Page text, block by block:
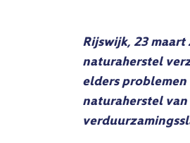
Rijswijk, 23
naturaherstel
elders
naturaherstel